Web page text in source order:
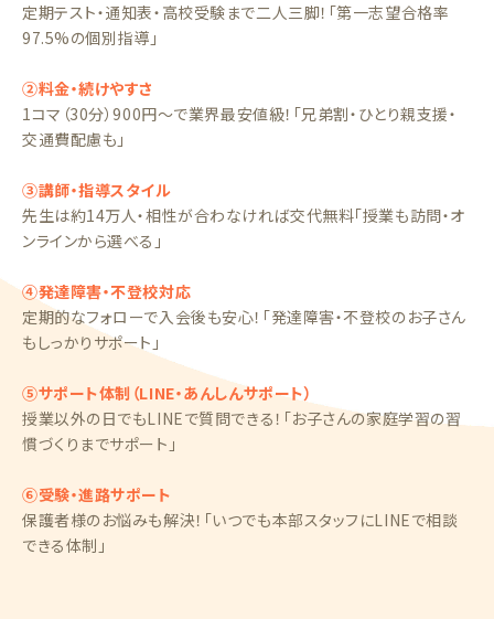
定期テスト・通知表・高校受験まで二人三脚！「第一志望合格率
97.5%の個別指導」
②料金・続けやすさ
1コマ（30分）900円〜で業界最安値級！「兄弟割・ひとり親支援・
交通費配慮も」
③講師・指導スタイル
先生は約14万人・相性が合わなければ交代無料「授業も訪問・オ
ンラインから選べる」
④発達障害・不登校対応
定期的なフォローで入会後も安心！「発達障害・不登校のお子さん
もしっかりサポート」
⑤サポート体制（LINE・あんしんサポート）
授業以外の日でもLINEで質問できる！「お子さんの家庭学習の習
慣づくりまでサポート」
⑥受験・進路サポート
保護者様のお悩みも解決！「いつでも本部スタッフにLINEで相談
できる体制」